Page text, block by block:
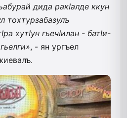
дида ракIалде ккун
тохтурзабазулъ
хутIун гьечIилан - батIи-
, - ян ургъел